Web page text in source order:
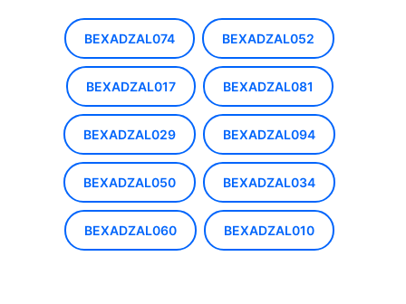
BEXADZAL074 BEXADZAL052
BEXADZAL017 BEXADZAL081
BEXADZAL029 BEXADZAL094
BEXADZAL050 BEXADZAL034
BEXADZAL060 BEXADZAL010